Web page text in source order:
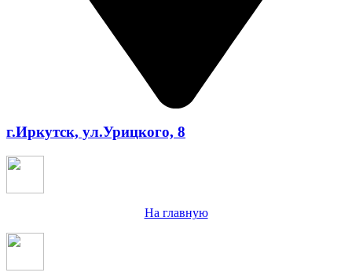
г.Иркутск, ул.Урицкого, 8
На главную